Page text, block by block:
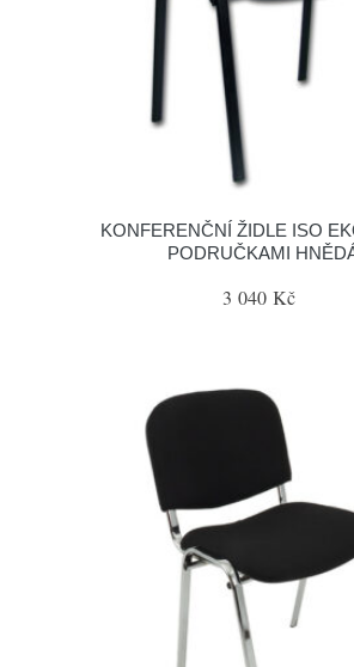
KONFERENČNÍ ŽIDLE ISO
PODRUČKAMI
3 040 Kč